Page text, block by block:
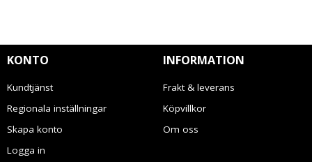
KONTO
Kundtjänst
Regionala inställningar
Skapa konto
Logga in
INFORMATION
Frakt & leverans
Köpvillkor
Om oss